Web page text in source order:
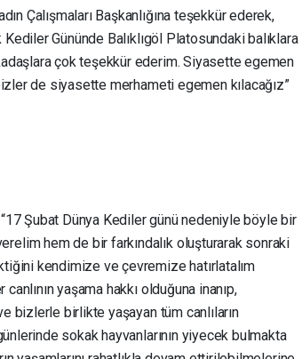
Çalışmaları Başkanlığına teşekkür ederek,
Gününde Balıklıgöl Platosundaki balıklara
çok teşekkür ederim. Siyasette egemen
de siyasette merhameti egemen kılacağız”
“17 Şubat Dünya Kediler günü nedeniyle böyle bir
hem de bir farkındalık oluşturarak sonraki
kendimize ve çevremize hatırlatalım
yaşama hakkı olduğuna inanıp,
bizlerle birlikte yaşayan tüm canlıların
sokak hayvanlarının yiyecek bulmakta